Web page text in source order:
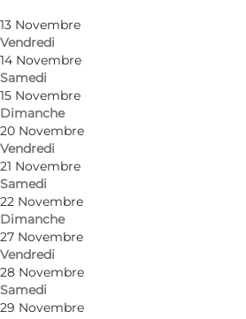
13 Novembre
Vendredi
14 Novembre
Samedi
15 Novembre
Dimanche
20 Novembre
Vendredi
21 Novembre
Samedi
22 Novembre
Dimanche
27 Novembre
Vendredi
28 Novembre
Samedi
29 Novembre
Children, My partner
Comment s’y rendre
Torvet 12